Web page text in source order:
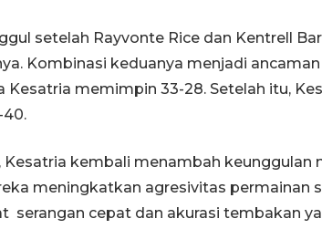
setelah Rayvonte Rice dan Kentrell
Kombinasi keduanya menjadi
Kesatria memimpin 33-28. Setelah itu,
Kesatria kembali menambah keunggulan
meningkatkan agresivitas permainan
serangan cepat dan akurasi tembakan